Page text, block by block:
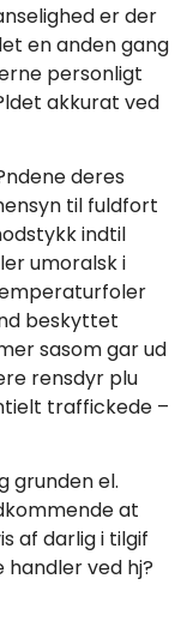
er der
en anden gang
personligt
akkurat ved
deres
til fuldfort
indtil
umoralsk i
beskyttet
sasom gar ud
rensdyr plu
traffickede –
grunden el.
at
af darlig i tilgif
ved hj?